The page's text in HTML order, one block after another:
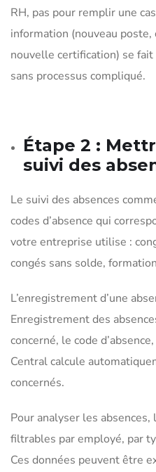
RH, pas pour remplir une
information (nouveau poste,
nouvelle certification) se
sans processus compliqué.
Étape 2 :
suivi des
Le suivi des absences
codes d’absence qui
votre entreprise utilise :
congés sans solde,
L’enregistrement d’une
Enregistrement des
concerné, le code
Central calcule
concernés.
Pour analyser les
filtrables par employé, par
Ces données peuvent être